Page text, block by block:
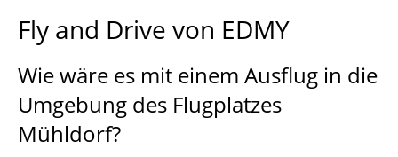
Fly and Drive von EDMY
Wie wäre es mit einem Ausflug in die
Umgebung des Flugplatzes
Mühldorf?